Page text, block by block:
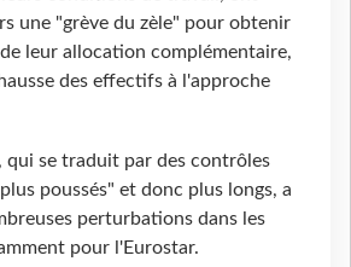
une "grève du zèle" pour obtenir
leur allocation complémentaire,
des effectifs à l'approche
qui se traduit par des contrôles
poussés" et donc plus longs, a
perturbations dans les
pour l'Eurostar.